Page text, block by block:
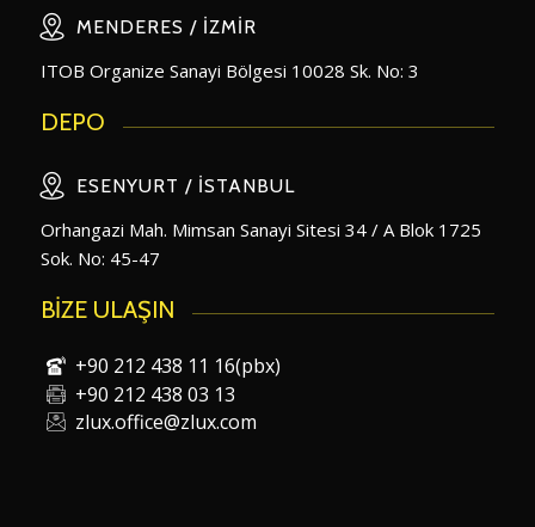
MENDERES / İZMIR
ITOB Organize Sanayi Bölgesi 10028 Sk. No: 3
DEPO
ESENYURT / İSTANBUL
Orhangazi Mah. Mimsan Sanayi Sitesi 34 / A Blok 1725
Sok. No: 45-47
BİZE ULAŞIN
+90 212 438 11 16(pbx)
+90 212 438 03 13
zlux.office@zlux.com